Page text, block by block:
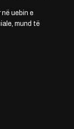
uebin e
mund të